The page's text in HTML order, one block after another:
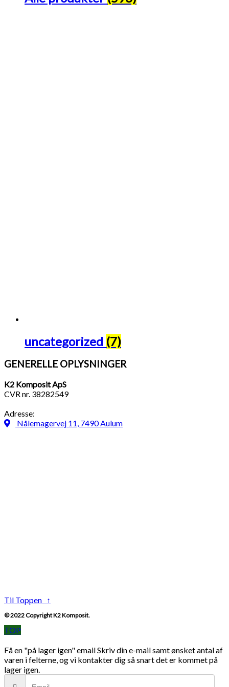
uncategorized (7)
GENERELLE OPLYSNINGER
K2 Komposit ApS
CVR nr. 38282549
Adresse:
Nålemagervej 11, 7490 Aulum
Til Toppen ↑
© 2022 Copyright K2 Komposit.
TOP
Få en "på lager igen" emailSkriv din e-mail samt ønsket antal af
varen i felterne, og vi kontakter dig så snart det er kommet på
lager igen.